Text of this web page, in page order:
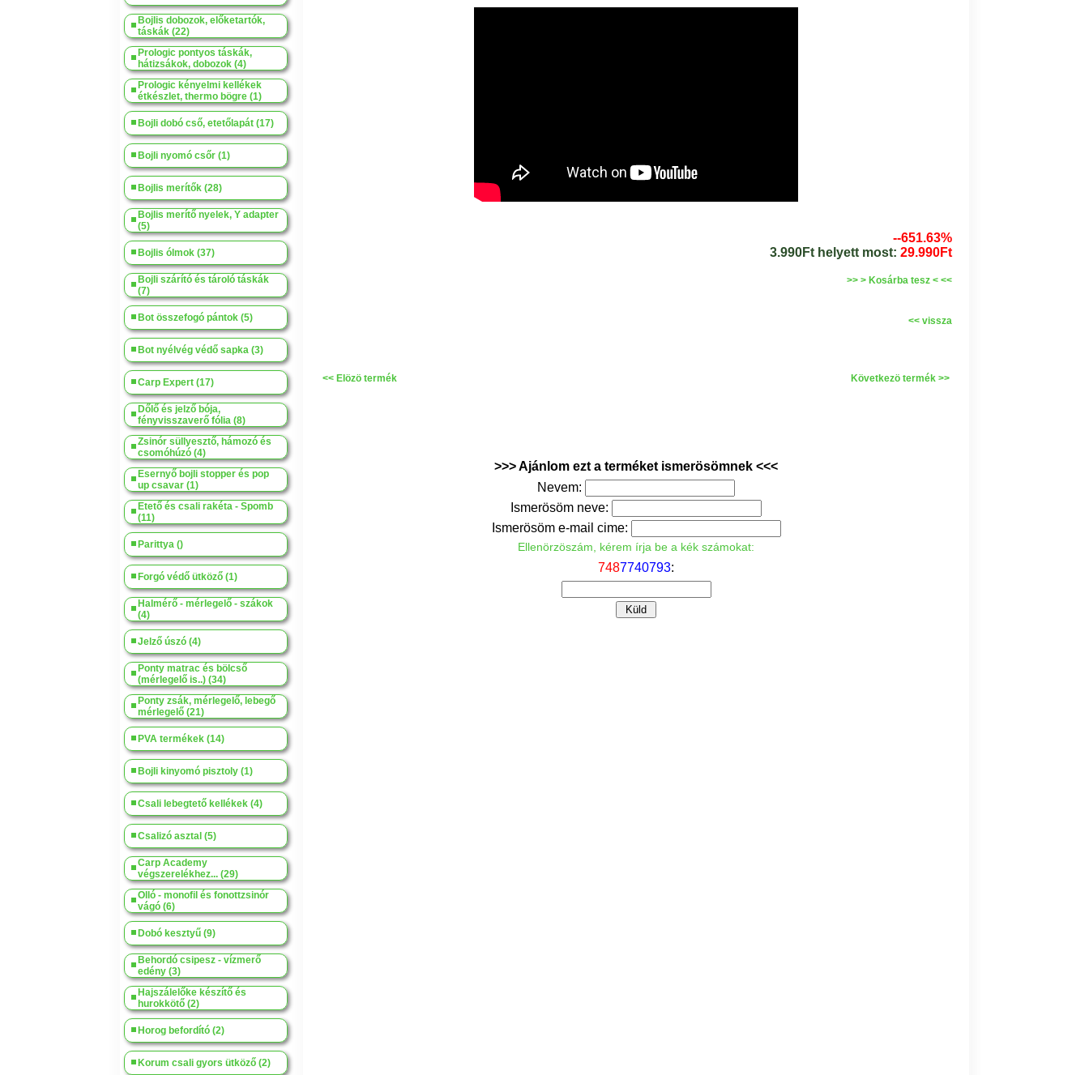
Bojlis dobozok, előketartók,
táskák (22)
Prologic pontyos táskák,
hátizsákok, dobozok (4)
Prologic kényelmi kellékek
étkészlet, thermo bögre (1)
Bojli dobó cső, etetőlapát (17)
Bojli nyomó csőr (1)
Bojlis merítők (28)
Bojlis merítő nyelek, Y adapter
(5)
Bojlis ólmok (37)
Bojli szárító és tároló táskák
(7)
Bot összefogó pántok (5)
Bot nyélvég védő sapka (3)
Carp Expert (17)
Dőlő és jelző bója,
fényvisszaverő fólia (8)
Zsinór süllyesztő, hámozó és
csomóhúzó (4)
Esernyő bojli stopper és pop
up csavar (1)
Etető és csali rakéta - Spomb
(11)
Parittya ()
Forgó védő ütköző (1)
Halmérő - mérlegelő - szákok
(4)
Jelző úszó (4)
Ponty matrac és bölcső
(mérlegelő is..) (34)
Ponty zsák, mérlegelő, lebegő
mérlegelő (21)
PVA termékek (14)
Bojli kinyomó pisztoly (1)
Csali lebegtető kellékek (4)
Csalizó asztal (5)
Carp Academy
végszerelékhez... (29)
Olló - monofil és fonottzsinór
vágó (6)
Dobó kesztyű (9)
Behordó csipesz - vízmerő
edény (3)
Hajszálelőke készítő és
hurokkötő (2)
Horog befordító (2)
Korum csali gyors ütköző (2)
--651.63%
3.990Ft helyett most: 29.990Ft
>> > Kosárba tesz < <<
<< vissza
<< Elözö termék Következö termék >>
>>> Ajánlom ezt a terméket ismerösömnek <<<
Nevem:
Ismerösöm neve:
Ismerösöm e-mail cime:
Ellenörzöszám, kérem írja be a kék számokat:
7487740793: